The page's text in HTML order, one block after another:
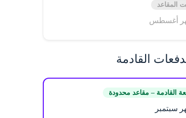
المقاعد
أغسطس
القادمة
القادمة – مقاعد محدودة
سبتمبر